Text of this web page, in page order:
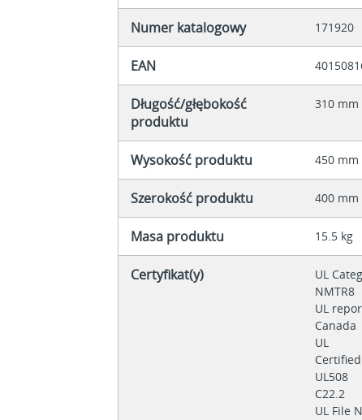
Numer katalogowy 171920
EAN
Długość/głębokość
produktu
310 mm
Wysokość produktu 450 mm
Szerokość produktu 400 mm
Masa produktu 15.5 kg
Certyfikat(y)
UL
NMTR8
UL
Canada
UL
UL508
C22.2
UL File